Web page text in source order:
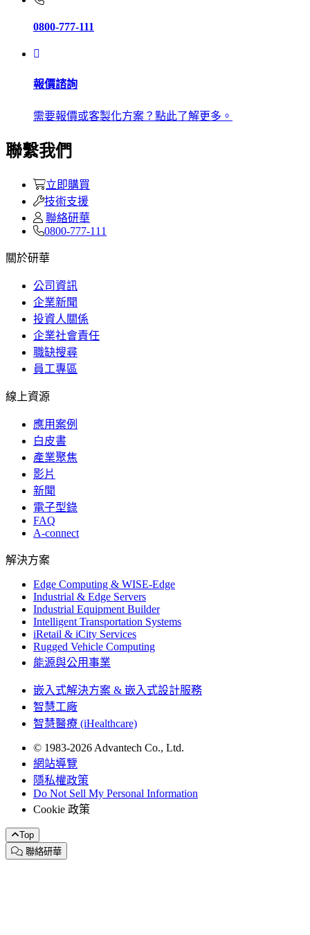
0800-777-111
報價諮詢
需要報價或客製化方案？點此了解更多。
聯繫我們
立即購買
技術支援
聯絡研華
0800-777-111
關於研華
公司資訊
企業新聞
投資人關係
企業社會責任
職缺搜尋
員工專區
線上資源
應用案例
白皮書
產業聚焦
影片
新聞
電子型錄
FAQ
A-connect
解決方案
Edge Computing & WISE-Edge
Industrial & Edge Servers
Industrial Equipment Builder
Intelligent Transportation Systems
iRetail & iCity Services
Rugged Vehicle Computing
能源與公用事業
嵌入式解決方案 & 嵌入式設計服務
智慧工廠
智慧醫療 (iHealthcare)
© 1983-2026 Advantech Co., Ltd.
網站導覽
隱私權政策
Do Not Sell My Personal Information
Cookie 政策
Top
聯絡研華